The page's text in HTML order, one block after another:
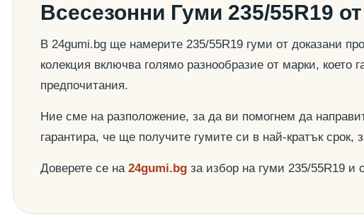
Всесезонни Гуми 235/55R19
В 24gumi.bg ще намерите 235/55R19 гуми от доказани
колекция включва голямо разнообразие от марки,
предпочитания.
Ние сме на разположение, за да ви помогнем да
гарантира, че ще получите гумите си в най-кратък
Доверете се на 24gumi.bg за избор на гуми 235/55R19 и